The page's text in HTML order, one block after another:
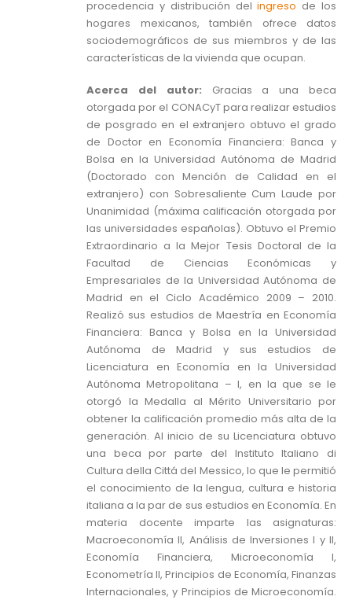
procedencia y distribución delingreso de los
hogares mexicanos, también ofrece datos
sociodemográficos de sus miembros y de las
características de la vivienda que ocupan.
Acerca del autor: Gracias a una beca
otorgada por el CONACyT para realizar estudios
de posgrado en el extranjero obtuvo el grado
de Doctor en Economía Financiera: Banca y
Bolsa en la Universidad Autónoma de Madrid
(Doctorado con Mención de Calidad en el
extranjero) con Sobresaliente Cum Laude por
Unanimidad (máxima calificación otorgada por
las universidades españolas). Obtuvo el Premio
Extraordinario a la Mejor Tesis Doctoral de la
Facultad de Ciencias Económicas y
Empresariales de la Universidad Autónoma de
Madrid en el Ciclo Académico 2009 – 2010.
Realizó sus estudios de Maestría en Economía
Financiera: Banca y Bolsa en la Universidad
Autónoma de Madrid y sus estudios de
Licenciatura en Economía en la Universidad
Autónoma Metropolitana – I, en la que se le
otorgó la Medalla al Mérito Universitario por
obtener la calificación promedio más alta de la
generación. Al inicio de su Licenciatura obtuvo
una beca por parte del Instituto Italiano di
Cultura della Cittá del Messico, lo que le permitió
el conocimiento de la lengua, cultura e historia
italiana a la par de sus estudios en Economía. En
materia docente imparte las asignaturas:
Macroeconomía II, Análisis de Inversiones I y II,
Economía Financiera, Microeconomía I,
Econometría II, Principios de Economía, Finanzas
Internacionales, y Principios de Microeconomía.